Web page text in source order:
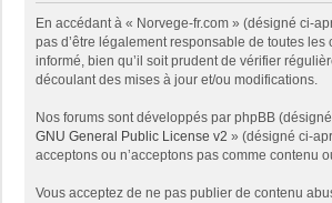
En accédant à « Norvege-fr.com » (désigné ci-
pas d’être légalement responsable de toutes
informé, bien qu’il soit prudent de vérifier
découlant des mises à jour et/ou modifications.
Nos forums sont développés par phpBB
GNU General Public License v2 » (désigné ci-
acceptons ou n’acceptons pas comme contenu
Vous acceptez de ne pas publier de contenu